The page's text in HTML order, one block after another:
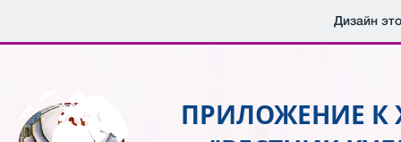
Дизайн
ПРИЛОЖЕНИЕ К